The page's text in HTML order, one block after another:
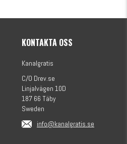
(julkalender)KONTAKTA OSS
Kanalgratis
C/O Drev.se
Linjalvägen 10D
187 66 Täby
Sweden
info@kanalgratis.se